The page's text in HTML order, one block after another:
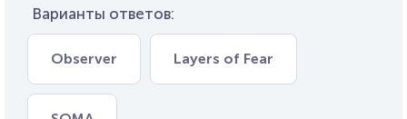
Варианты ответов:
Observer Layers of Fear